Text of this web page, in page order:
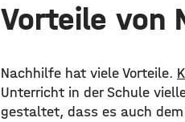
Vorteile von
Nachhilfe hat viele Vorteile.
Unterricht in der Schule
gestaltet, dass es auch